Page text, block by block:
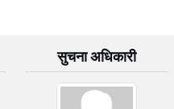
सुचना अधिकारी